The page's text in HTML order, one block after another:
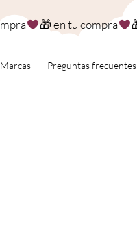
Marcas Preguntas frecuentes